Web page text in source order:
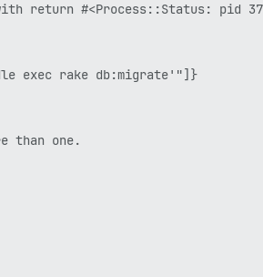
return #<Process::Status: pid
exec rake db:migrate'"]}
than one.